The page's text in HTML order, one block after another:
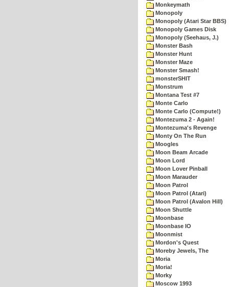
Monkeymath
Monopoly
Monopoly (Atari Star BBS)
Monopoly Games Disk
Monopoly (Seehaus, J.)
Monster Bash
Monster Hunt
Monster Maze
Monster Smash!
monsterSHIT
Monstrum
Montana Test #7
Monte Carlo
Monte Carlo (Compute!)
Montezuma 2 - Again!
Montezuma's Revenge
Monty On The Run
Moogles
Moon Beam Arcade
Moon Lord
Moon Lover Pinball
Moon Marauder
Moon Patrol
Moon Patrol (Atari)
Moon Patrol (Avalon Hill)
Moon Shuttle
Moonbase
Moonbase IO
Moonmist
Mordon's Quest
Moreby Jewels, The
Moria
Moria!
Morky
Moscow 1993